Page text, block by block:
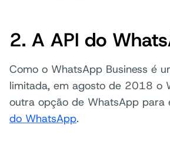
2. A API do
Como o WhatsApp Business é
limitada, em agosto de 2018 o
outra opção de WhatsApp para
do WhatsApp.